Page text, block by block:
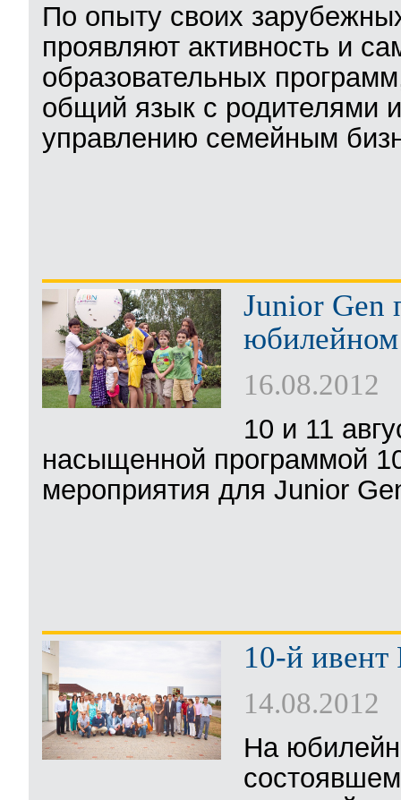
По опыту своих
проявляют активность и
образовательных
общий язык с родителями
управлению семейным
Junior Gen
16.08.2012
10 и 11
насыщенной программой
мероприятия для Junior
10-й
14.08.2012
На